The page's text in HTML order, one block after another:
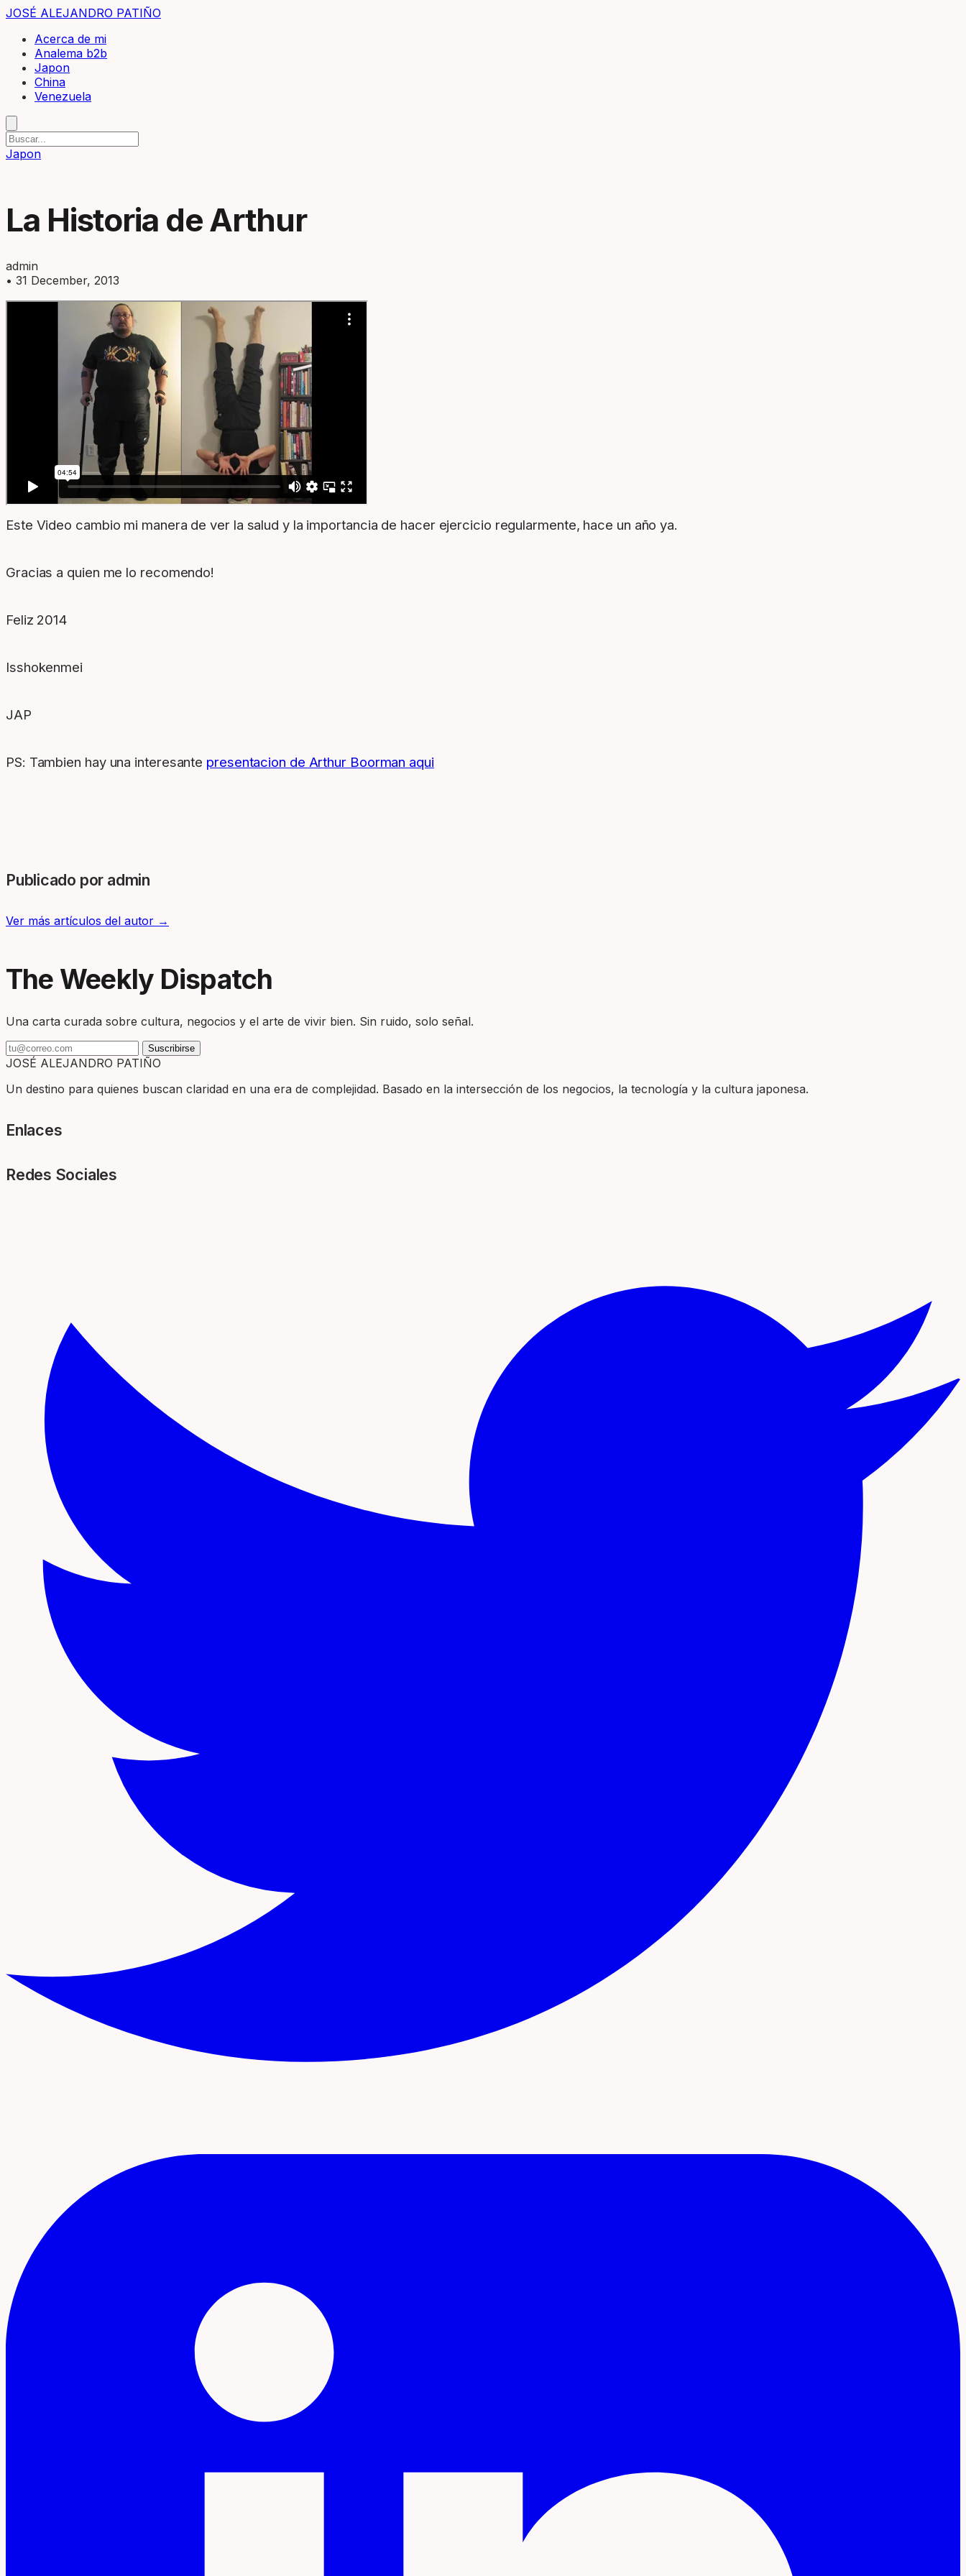
JOSÉ ALEJANDRO PATIÑO
Acerca de mi
Analema b2b
Japon
China
Venezuela
Japon
La Historia de Arthur
admin
• 31 December, 2013
Este Video cambio mi manera de ver la salud y la importancia de hacer ejercicio regularmente, hace un año ya.
Gracias a quien me lo recomendo!
Feliz 2014
Isshokenmei
JAP
PS: Tambien hay una interesante presentacion de Arthur Boorman aqui
Publicado por admin
Ver más artículos del autor →
The Weekly Dispatch
Una carta curada sobre cultura, negocios y el arte de vivir bien. Sin ruido, solo señal.
Suscribirse
JOSÉ ALEJANDRO PATIÑO
Un destino para quienes buscan claridad en una era de complejidad. Basado en la intersección de los negocios, la tecnología y la cultura japonesa.
Enlaces
Redes Sociales